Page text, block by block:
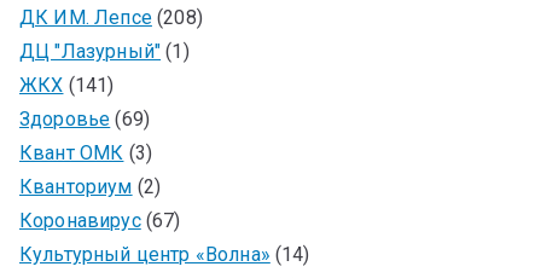
ДК ИМ. Лепсе(208)
ДЦ "Лазурный" (1)
ЖКХ (141)
Здоровье (69)
Квант ОМК (3)
Кванториум (2)
Коронавирус(67)
Культурный центр «Волна» (14)